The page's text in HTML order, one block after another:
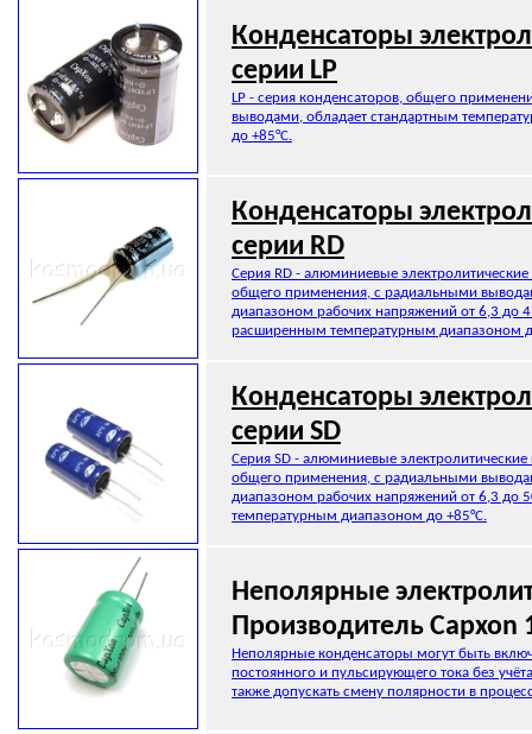
Конденсаторы
серии LP
LP - серия конденсаторов, общего
выводами, обладает стандартным
до +85°C.
Конденсаторы
серии RD
Серия RD - алюминиевые
общего применения, с радиальными
диапазоном рабочих напряжений от 6,3 до
расширенным температурным диапазоном
Конденсаторы
серии SD
Серия SD - алюминиевые
общего применения, с радиальными
диапазоном рабочих напряжений от 6,3 до
температурным диапазоном до +85°C.
Неполярные
Производитель Сapxon
Неполярные конденсаторы могут быть
постоянного и пульсирующего тока без
также допускать смену полярности в